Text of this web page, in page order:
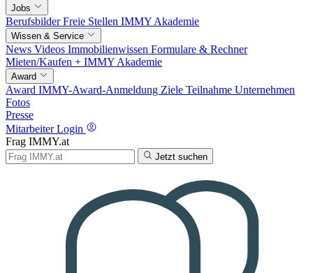
Jobs
BerufsbilderFreie Stellen IMMY Akademie
Wissen & Service
News Videos Immobilienwissen Formulare & Rechner
Mieten/Kaufen + IMMY Akademie
Award
Award IMMY-Award-Anmeldung Ziele Teilnahme Unternehmen
Fotos
Presse
Mitarbeiter Login
Frag IMMY.at
Jetzt suchen